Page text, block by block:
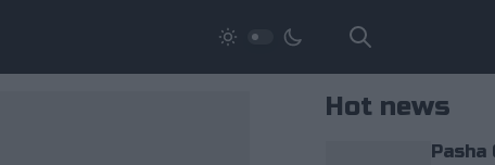
Hot news
Pasha